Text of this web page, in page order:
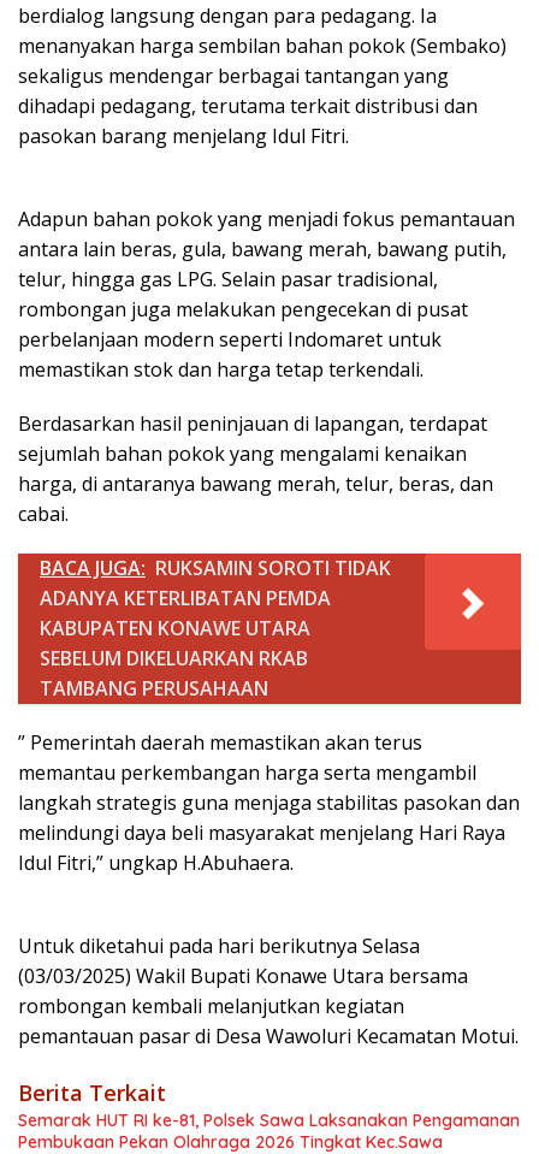
berdialog langsung dengan para pedagang. Ia
menanyakan harga sembilan bahan pokok (Sembako)
sekaligus mendengar berbagai tantangan yang
dihadapi pedagang, terutama terkait distribusi dan
pasokan barang menjelang Idul Fitri.
Adapun bahan pokok yang menjadi fokus pemantauan
antara lain beras, gula, bawang merah, bawang putih,
telur, hingga gas LPG. Selain pasar tradisional,
rombongan juga melakukan pengecekan di pusat
perbelanjaan modern seperti Indomaret untuk
memastikan stok dan harga tetap terkendali.
Berdasarkan hasil peninjauan di lapangan, terdapat
sejumlah bahan pokok yang mengalami kenaikan
harga, di antaranya bawang merah, telur, beras, dan
cabai.
BACA JUGA: RUKSAMIN SOROTI TIDAK
ADANYA KETERLIBATAN PEMDA
KABUPATEN KONAWE UTARA
SEBELUM DIKELUARKAN RKAB
TAMBANG PERUSAHAAN
” Pemerintah daerah memastikan akan terus
memantau perkembangan harga serta mengambil
langkah strategis guna menjaga stabilitas pasokan dan
melindungi daya beli masyarakat menjelang Hari Raya
Idul Fitri,” ungkap H.Abuhaera.
Untuk diketahui pada hari berikutnya Selasa
(03/03/2025) Wakil Bupati Konawe Utara bersama
rombongan kembali melanjutkan kegiatan
pemantauan pasar di Desa Wawoluri Kecamatan Motui.
Berita Terkait
Semarak HUT RI ke-81, Polsek Sawa Laksanakan Pengamanan
Pembukaan Pekan Olahraga 2026 Tingkat Kec.Sawa